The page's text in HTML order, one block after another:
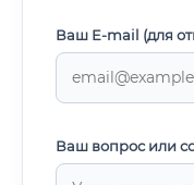
Ваш E-mail (для
Ваш вопрос или